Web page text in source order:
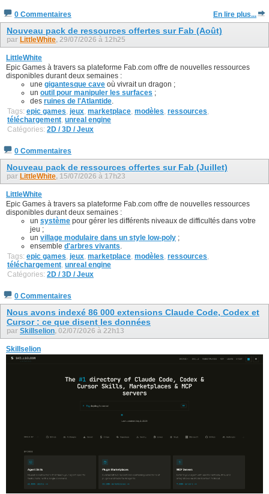
0 Commentaires En lire plus...
Nouveau pack de ressources offertes sur Fab (Août)
par LittleWhite, 29/07/2026 à 12h25
LittleWhite
Epic Games à travers sa plateforme Fab.com offre de nouvelles ressources
disponibles durant deux semaines :
une gigantesque cave où vivrait un dragon ;
un outil pour manipuler les surfaces ;
des ruines de l'Atlantide.
Tags: epic games jeux marketplace modèles ressources
téléchargement unreal engine
Catégories: 2D / 3D / Jeux
0 Commentaires
Nouveau pack de ressources offertes sur Fab (Juillet)
par LittleWhite, 15/07/2026 à 17h23
LittleWhite
Epic Games à travers sa plateforme Fab.com offre de nouvelles ressources
disponibles durant deux semaines :
un système pour gérer les différents niveaux de difficultés dans votre
jeu ;
un village modulaire dans un style low-poly ;
ensemble d'arbres vivants.
Tags: epic games jeux marketplace modèles ressources
téléchargement unreal engine
Catégories: 2D / 3D / Jeux
0 Commentaires
Nous avons indexé 86 000 extensions Claude Code, Codex et
Cursor : ce que disent les données
par Skillselion, 02/07/2026 à 22h13
Skillselion